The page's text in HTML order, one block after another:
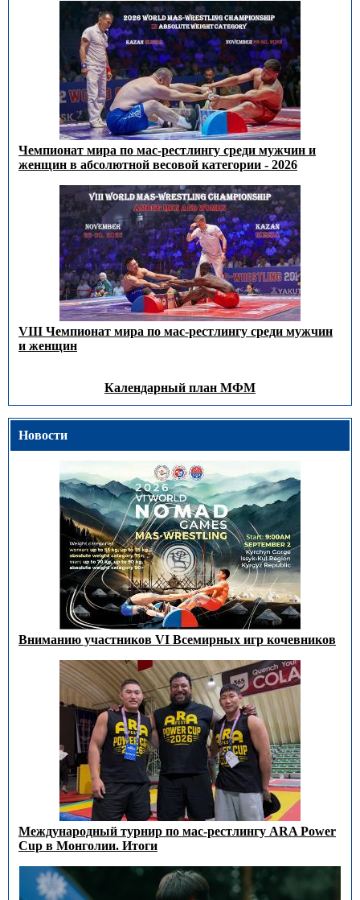
Чемпионат мира по мас-рестлингу среди мужчин и
женщин в абсолютной весовой категории - 2026
VIII Чемпионат мира по мас-рестлингу среди мужчин
и женщин
Календарный план МФМ
Новости
Вниманию участников VI Всемирных игр кочевников
Международный турнир по мас-рестлингу ARA Power
Cup в Монголии. Итоги